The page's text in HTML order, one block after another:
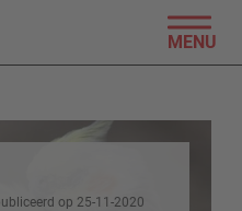
MENU
op 25-11-2020